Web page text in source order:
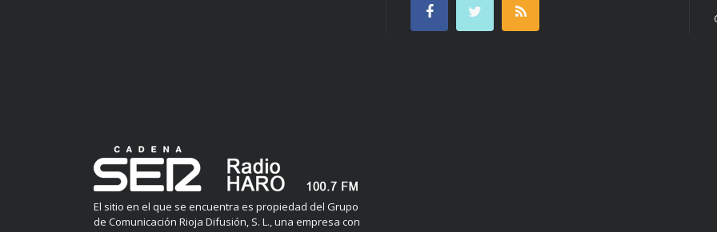
El sitio en el que se encuentra es propiedad del Grupo
de Comunicación Rioja Difusión, S. L., una empresa con